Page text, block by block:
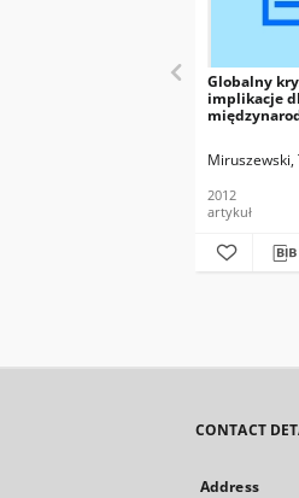
Globalny
implikacje
Miruszewski,
2012
artykuł
CONTACT
Address